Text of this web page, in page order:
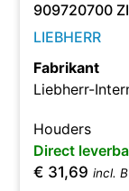
909720700
LIEBHERR
Fabrikant
Liebherr-
Houders
Direct
€ 31,69 incl.